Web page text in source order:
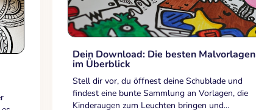
Dein Download: Die besten Malvorlagen
im Überblick
Stell dir vor, du öffnest deine Schublade und
findest eine bunte Sammlung an Vorlagen, die
Kinderaugen zum Leuchten bringen und...